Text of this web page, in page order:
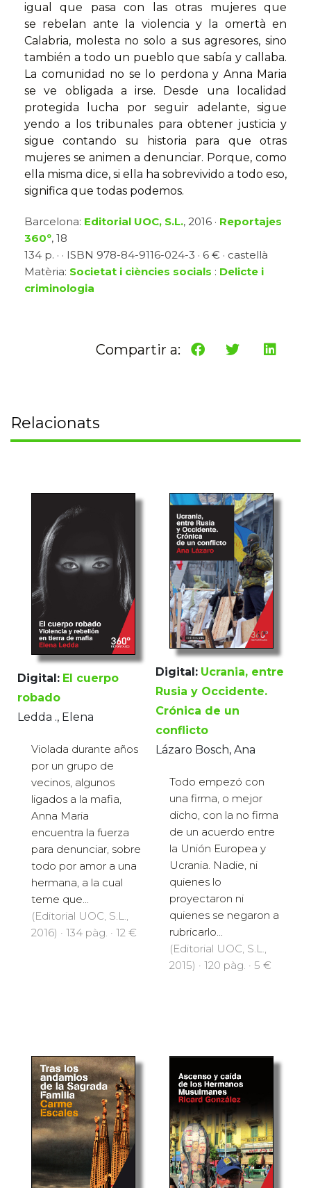
igual que pasa con las otras mujeres que
se rebelan ante la violencia y la omertà en
Calabria, molesta no solo a sus agresores, sino
también a todo un pueblo que sabía y callaba.
La comunidad no se lo perdona y Anna Maria
se ve obligada a irse. Desde una localidad
protegida lucha por seguir adelante, sigue
yendo a los tribunales para obtener justicia y
sigue contando su historia para que otras
mujeres se animen a denunciar. Porque, como
ella misma dice, si ella ha sobrevivido a todo eso,
significa que todas podemos.
Barcelona: Editorial UOC, S.L., 2016 · Reportajes
360º, 18
134 p. · · ISBN 978-84-9116-024-3 · 6 € · castellà
Matèria: Societat i ciències socials : Delicte i
criminologia
Compartir a:
Relacionats
Digital: El cuerpo
robado
Ledda ., Elena
Violada durante años
por un grupo de
vecinos, algunos
ligados a la mafia,
Anna Maria
encuentra la fuerza
para denunciar, sobre
todo por amor a una
hermana, a la cual
teme que...
(Editorial UOC, S.L.,
2016) · 134 pàg. · 12 €
Digital: Ucrania, entre
Rusia y Occidente.
Crónica de un
conflicto
Lázaro Bosch, Ana
Todo empezó con
una firma, o mejor
dicho, con la no firma
de un acuerdo entre
la Unión Europea y
Ucrania. Nadie, ni
quienes lo
proyectaron ni
quienes se negaron a
rubricarlo...
(Editorial UOC, S.L.,
2015) · 120 pàg. · 5 €